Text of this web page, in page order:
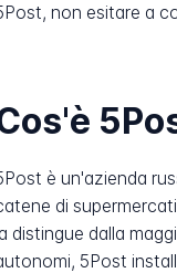
non esitare a
è un'azienda
di
distingue dalla
5Post